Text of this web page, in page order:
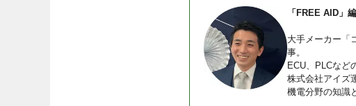
「FREE AID」
大手メーカー「
事。
ECU、PLCなど
株式会社アイズ
機電分野の知識